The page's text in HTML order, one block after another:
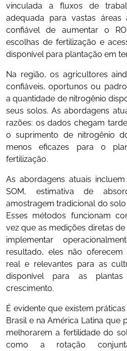
vinculada a fluxos de
adequada para vastas áreas
confiável de aumentar o
escolhas de fertilização e
disponível para plantação em
Na região, os agricultores
confiáveis, oportunos ou
a quantidade de nitrogênio
seus solos. As abordagens
razões: os dados chegam
o suprimento de nitrogênio
menos eficazes para o
fertilização.
As abordagens atuais
SOM, estimativa de
amostragem tradicional do
Esses métodos funcionam
vez que as medições diretas
implementar
resultado, eles não
real e relevantes para as
disponível para as
crescimento.
É evidente que existem
Brasil e na América Latina que
melhorarem a fertilidade do
como a rotação